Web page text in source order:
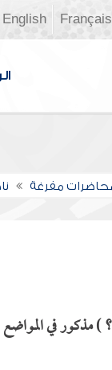
Français
English
مفرغة
في المواضع